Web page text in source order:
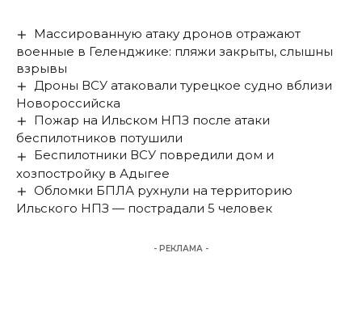
Массированную атаку дронов отражают
военные в Геленджике: пляжи закрыты, слышны
взрывы
Дроны ВСУ атаковали турецкое судно вблизи
Новороссийска
Пожар на Ильском НПЗ после атаки
беспилотников потушили
Беспилотники ВСУ повредили дом и
хозпостройку в Адыгее
Обломки БПЛА рухнули на территорию
Ильского НПЗ — пострадали 5 человек
- РЕКЛАМА -